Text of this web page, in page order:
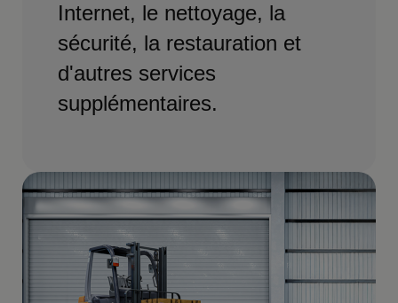
Internet, le nettoyage, la
sécurité, la restauration et
d'autres services
supplémentaires.